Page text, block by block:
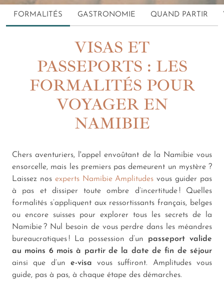
FORMALITÉS GASTRONOMIE QUAND PARTIR
VISAS ET
PASSEPORTS : LES
FORMALITÉS POUR
VOYAGER EN
NAMIBIE
Chers aventuriers, l'appel envoûtant de la Namibie vous
ensorcelle, mais les premiers pas demeurent un mystère ?
Laissez nos experts Namibie Amplitudes vous guider pas
à pas et dissiper toute ombre d’incertitude ! Quelles
formalités s’appliquent aux ressortissants français, belges
ou encore suisses pour explorer tous les secrets de la
Namibie ? Nul besoin de vous perdre dans les méandres
bureaucratiques ! La possession d’un passeport valide
au moins 6 mois à partir de la date de fin de séjour
ainsi que d’un e-visa vous suffiront. Amplitudes vous
guide, pas à pas, à chaque étape des démarches.